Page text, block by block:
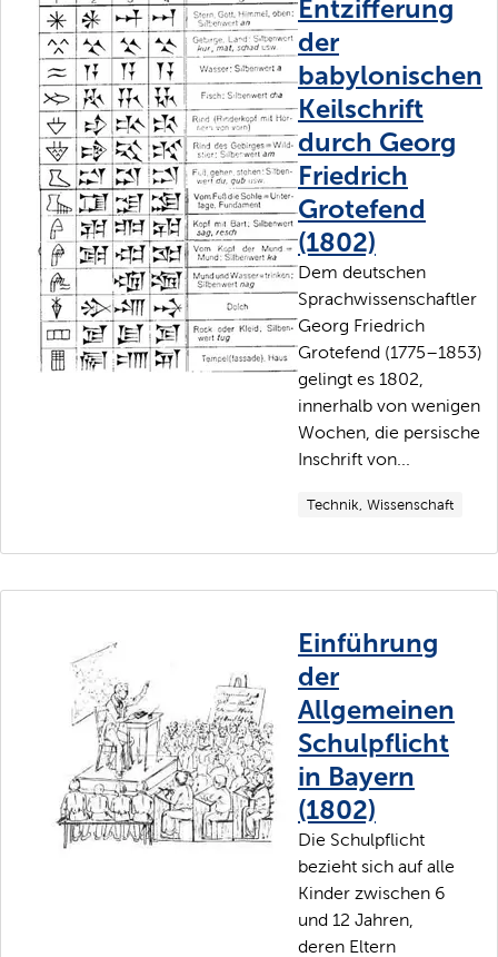
Entzifferung
der
babylonischen
Keilschrift
durch Georg
Friedrich
Grotefend
(1802)
Dem deutschen
Sprachwissenschaftler
Georg Friedrich
Grotefend (1775–1853)
gelingt es 1802,
innerhalb von wenigen
Wochen, die persische
Inschrift von...
Technik, Wissenschaft
Einführung
der
Allgemeinen
Schulpflicht
in Bayern
(1802)
Die Schulpflicht
bezieht sich auf alle
Kinder zwischen 6
und 12 Jahren,
deren Eltern